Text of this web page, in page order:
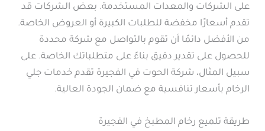
على الشركات والمعدات المستخدمة. بعض الشركات قد
تقدم أسعارًا مخفضة للطلبات الكبيرة أو العروض الخاصة.
من الأفضل دائمًا أن تقوم بالتواصل مع شركة محددة
للحصول على تقدير دقيق بناءً على متطلباتك الخاصة. على
سبيل المثال، شركة الحوت في الفجيرة تقدم خدمات جلي
الرخام بأسعار تنافسية مع ضمان الجودة العالية.
طريقة تلميع رخام المطبخ في الفجيرة